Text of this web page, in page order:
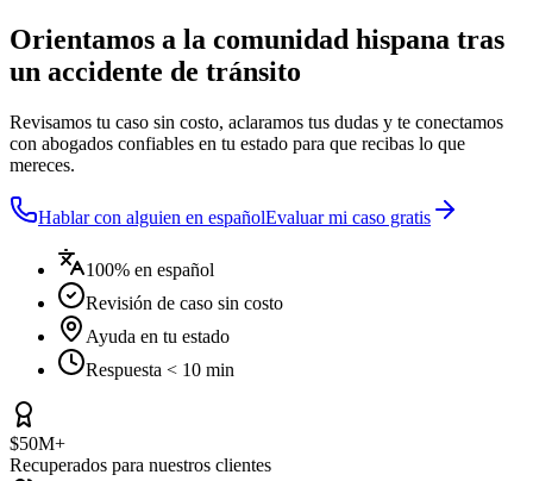
Orientamos a la comunidad hispana tras
un accidente de tránsito
Revisamos tu caso sin costo, aclaramos tus dudas y te conectamos
con abogados confiables en tu estado para que recibas lo que
mereces.
Hablar con alguien en españolEvaluar mi caso gratis
100% en español
Revisión de caso sin costo
Ayuda en tu estado
Respuesta < 10 min
$50M+
Recuperados para nuestros clientes